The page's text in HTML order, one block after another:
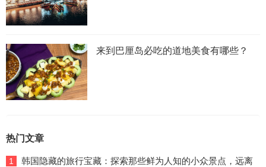
来到巴厘岛必吃的道地美食有哪些？
热门文章
1
韩国隐藏的旅行宝藏：探索那些鲜为人知的小众景点，远离